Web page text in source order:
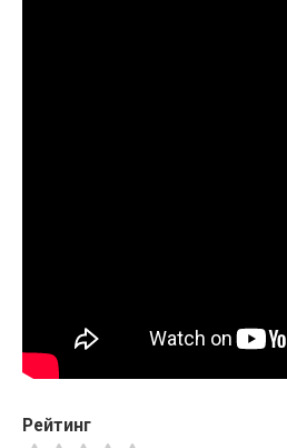
Рейтинг